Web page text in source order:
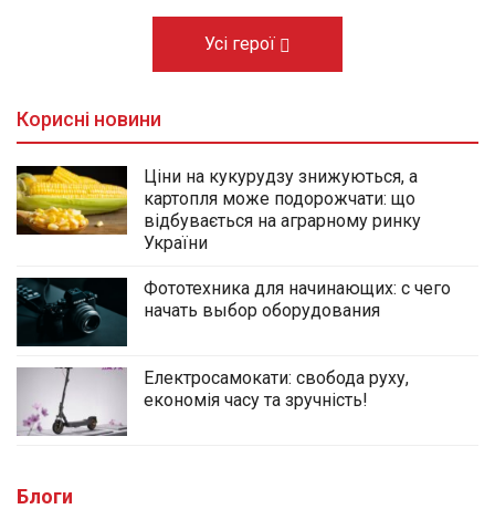
Усі герої
Корисні новини
Ціни на кукурудзу знижуються, а
картопля може подорожчати: що
відбувається на аграрному ринку
України
Фототехника для начинающих: с чего
начать выбор оборудования
Електросамокати: свобода руху,
економія часу та зручність!
Блоги